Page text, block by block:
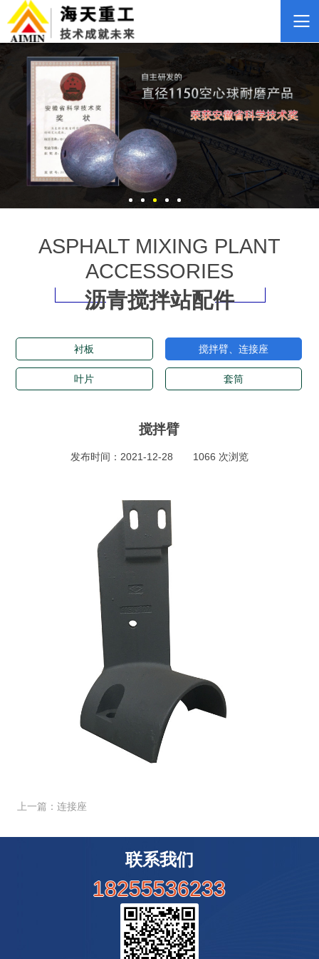
ASPHALT MIXING PLANT
ACCESSORIES
沥青搅拌站配件
衬板 搅拌臂、连接座
叶片 套筒
搅拌臂
发布时间：2021-12-28 1066 次浏览
上一篇：连接座
联系我们
18255536233